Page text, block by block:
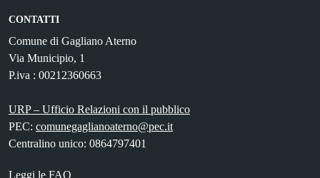
CONTATTI
Comune di Gagliano Aterno
Via Municipio, 1
P.iva : 00212360663
URP – Ufficio Relazioni con il pubblico
PEC: comunegaglianoaterno@pec.it
Centralino unico: 0864797401
Leggi le FAQ